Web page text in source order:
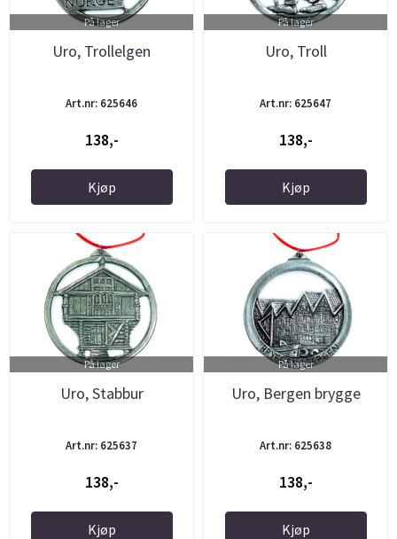
På lager
Uro, Trollelgen
Art.nr: 625646
138,-
Kjøp
På lager
Uro, Troll
Art.nr: 625647
138,-
Kjøp
På lager
Uro, Stabbur
Art.nr: 625637
138,-
Kjøp
På lager
Uro, Bergen brygge
Art.nr: 625638
138,-
Kjøp